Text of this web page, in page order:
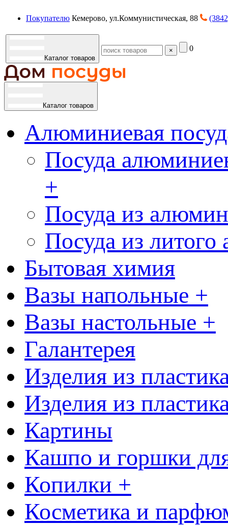
Покупателю Кемерово, ул.Коммунистическая, 88
Каталог товаров
× 0
Каталог товаров
Алюминиевая
Посуда
+
Посуда из
Посуда из
Бытовая химия
Вазы напольные +
Вазы настольные +
Галантерея
Изделия из
Изделия из
Картины
Кашпо и горшки
Копилки +
Косметика и